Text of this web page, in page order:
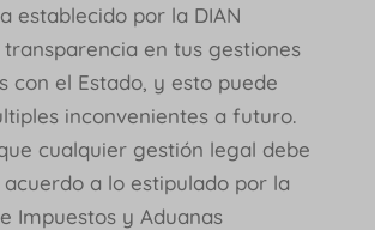
establecido por la DIAN
en tus gestiones
con el Estado, y esto puede
inconvenientes a futuro.
cualquier gestión legal debe
a lo estipulado por la
Impuestos y Aduanas